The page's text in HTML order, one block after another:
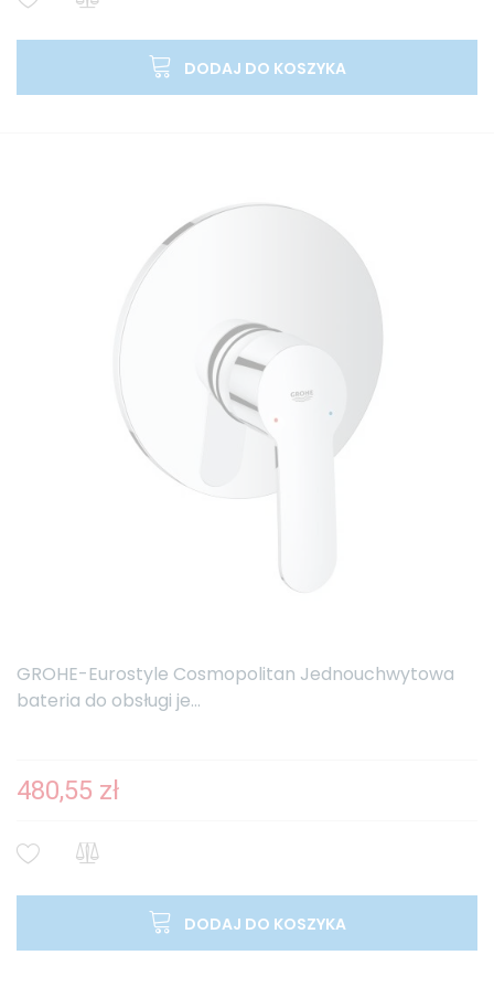
DODAJ DO KOSZYKA
GROHE-Eurostyle Cosmopolitan Jednouchwytowa
bateria do obsługi je...
480,55 zł
DODAJ DO KOSZYKA